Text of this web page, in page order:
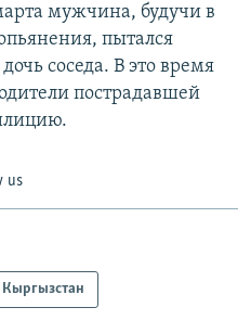
мужчина, будучи в
пытался
соседа. В это время
пострадавшей
us